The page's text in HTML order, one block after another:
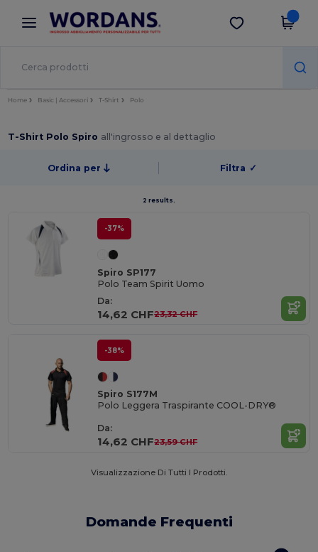
× App Wordans
Prezzi migliori sull'app!
Scarica app
Home Basic | Accessori T-Shirt Polo
T-Shirt Polo Spiro all'ingrosso e al dettaglio
Ordina per Filtra ✓
2 results.
-37%
Spiro SP177
Polo Team Spirit Uomo
Da:
14,62 CHF23,32 CHF
-38%
Spiro S177M
Polo Leggera Traspirante COOL-DRY®
Da:
14,62 CHF23,59 CHF
Visualizzazione Di Tutti I Prodotti.
Domande Frequenti